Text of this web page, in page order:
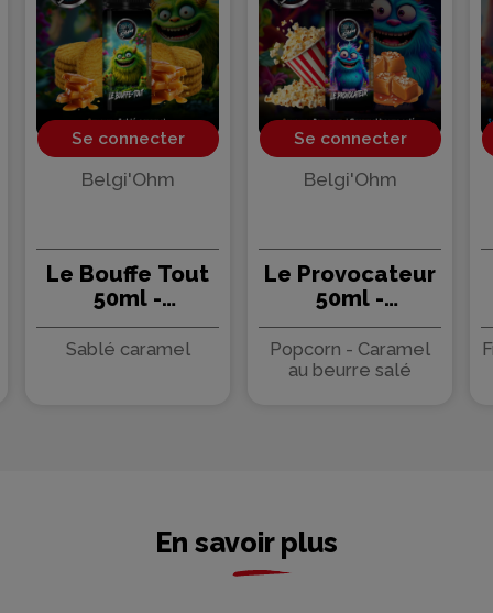
Se connecter
Belgi'Ohm
Le Bouffe Tout
50ml -
Belgi'Ohm
Sablé caramel
Se connecter
Belgi'Ohm
Le Provocateur
50ml -
Belgi'Ohm
Popcorn - Caramel
au beurre salé
En savoir plus